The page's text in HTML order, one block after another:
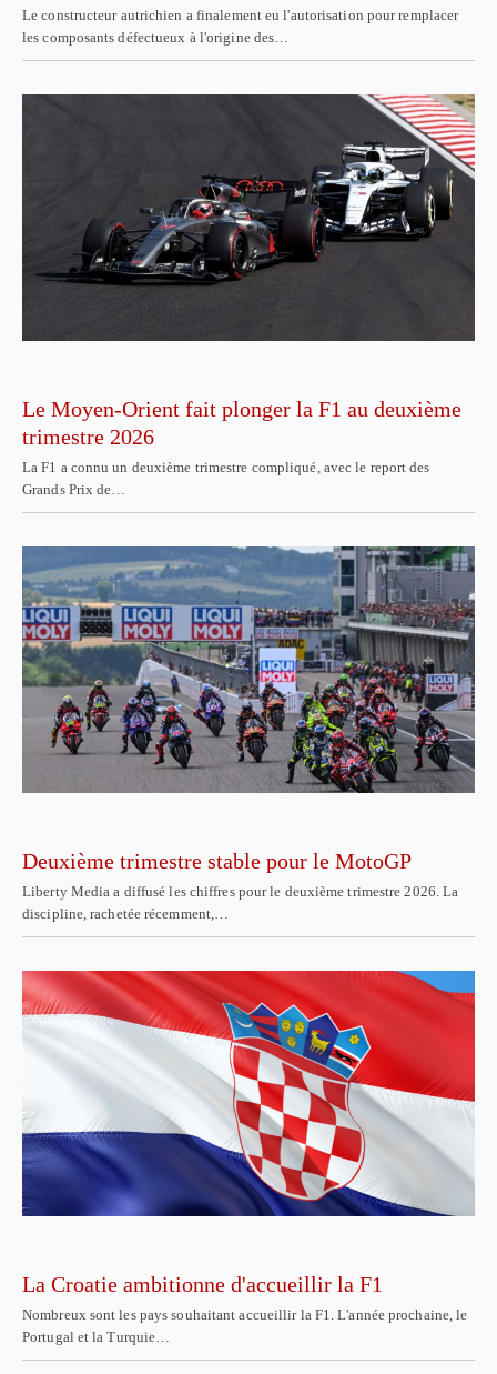
Le constructeur autrichien a finalement eu l'autorisation pour remplacer
les composants défectueux à l'origine des…
Le Moyen-Orient fait plonger la F1 au deuxième
trimestre 2026
La F1 a connu un deuxième trimestre compliqué, avec le report des
Grands Prix de…
Deuxième trimestre stable pour le MotoGP
Liberty Media a diffusé les chiffres pour le deuxième trimestre 2026. La
discipline, rachetée récemment,…
La Croatie ambitionne d'accueillir la F1
Nombreux sont les pays souhaitant accueillir la F1. L'année prochaine, le
Portugal et la Turquie…